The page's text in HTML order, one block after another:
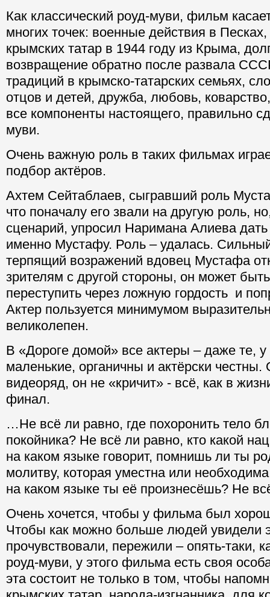
Как классический роуд-муви, фильм
многих точек: военные действия в
крымских татар в 1944 году из Крыма,
возвращение обратно после развала
традиций в крымско-татарских семьях,
отцов и детей, дружба, любовь,
все компоненты настоящего, правильно
муви.
Очень важную роль в таких фильмах
подбор актёров.
Ахтем Сейтаблаев, сыгравший роль
что поначалу его звали на другую роль,
сценарий, упросил Наримана Алиева
именно Мустафу. Роль – удалась.
терпящий возражений вдовец Мустафа
зрителям с другой стороны, он может
переступить через ложную гордость и
Актер пользуется минимумом
великолепен.
В «Дороге домой» все актеры – даже те,
маленькие, органичны и актёрски
видеоряд, он не «кричит» - всё, как в
финал.
…Не всё ли равно, где похоронить тело
покойника? Не всё ли равно, кто какой
на каком языке говорит, помнишь ли ты
молитву, которая уместна или
на каком языке ты её произнесёшь? Не
Очень хочется, чтобы у фильма был
Чтобы как можно больше людей увидели
прочувствовали, пережили – опять-таки,
роуд-муви, у этого фильма есть своя
эта состоит не только в том, чтобы